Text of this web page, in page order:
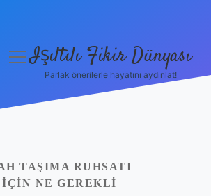
menüyüIşıltılı Fikir Dünyası
Parlak önerilerle hayatını aydınlat!
TAŞIMA RUHSATI
NE GEREKLI